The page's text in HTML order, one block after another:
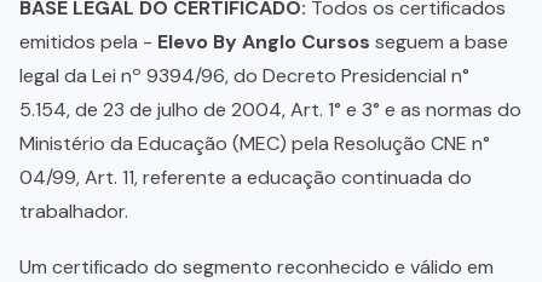
BASE LEGAL DO CERTIFICADO: Todos os certificados
emitidos pela - Elevo By Anglo Cursos seguem a base
legal da Lei nº 9394/96, do Decreto Presidencial n°
5.154, de 23 de julho de 2004, Art. 1° e 3° e as normas do
Ministério da Educação (MEC) pela Resolução CNE n°
04/99, Art. 11, referente a educação continuada do
trabalhador.
Um certificado do segmento reconhecido e válido em